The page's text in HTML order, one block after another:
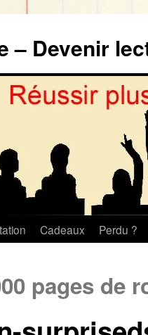
– Devenir
Cadeaux Perdu ?
pages de